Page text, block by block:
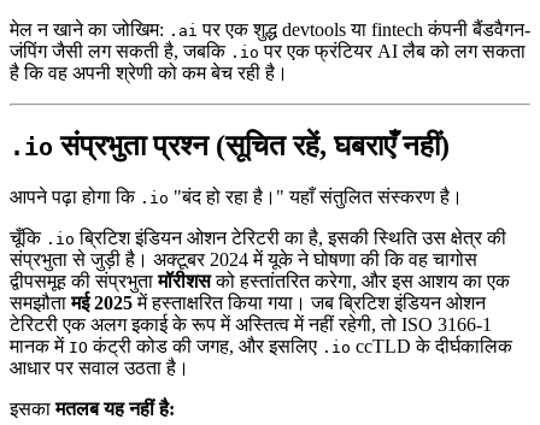
मेल न खाने का जोखिम: .ai पर एक शुद्ध devtools या fintech कंपनी बैंडवैगन-
जंपिंग जैसी लग सकती है, जबकि .io पर एक फ्रंटियर AI लैब को लग सकता
है कि वह अपनी श्रेणी को कम बेच रही है।
.io संप्रभुता प्रश्न (सूचित रहें, घबराएँ नहीं)
आपने पढ़ा होगा कि .io "बंद हो रहा है।" यहाँ संतुलित संस्करण है।
चूँकि .io ब्रिटिश इंडियन ओशन टेरिटरी का है, इसकी स्थिति उस क्षेत्र की
संप्रभुता से जुड़ी है। अक्टूबर 2024 में यूके ने घोषणा की कि वह चागोस
द्वीपसमूह की संप्रभुतामॉरीशसको हस्तांतरित करेगा, और इस आशय का एक
समझौतामई 2025में हस्ताक्षरित किया गया। जब ब्रिटिश इंडियन ओशन
टेरिटरी एक अलग इकाई के रूप में अस्तित्व में नहीं रहेगी, तो ISO 3166-1
मानक में IO कंट्री कोड की जगह, और इसलिए .io ccTLD के दीर्घकालिक
आधार पर सवाल उठता है।
इसकामतलब यह नहीं है: